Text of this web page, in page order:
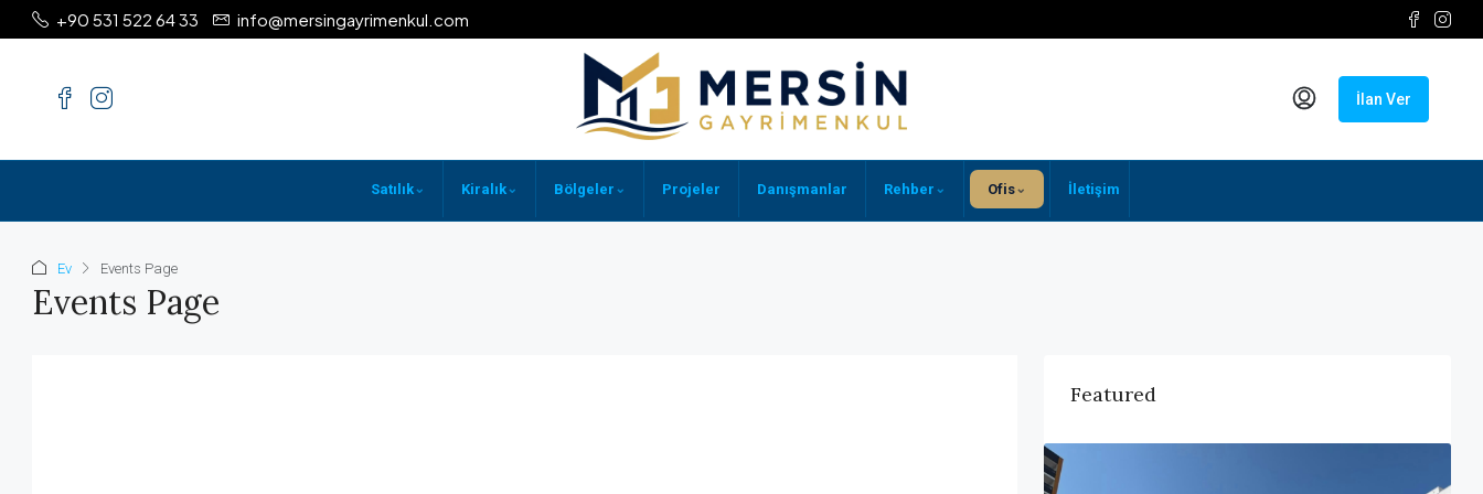
+90 531 522 64 33 info@mersingayrimenkul.com
İlan Ver
Satılık⌄ Kiralık⌄ Bölgeler ⌄ Projeler Danışmanlar Rehber ⌄ Ofis⌄ İletişim
Ev Events Page
Events Page
Featured